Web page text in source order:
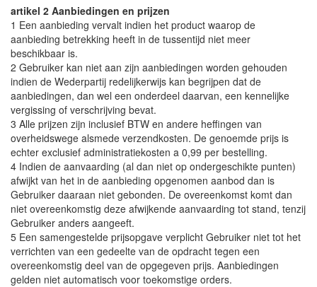
artikel 2 Aanbiedingen en prijzen
1 Een aanbieding vervalt indien het product waarop de
aanbieding betrekking heeft in de tussentijd niet meer
beschikbaar is.
2 Gebruiker kan niet aan zijn aanbiedingen worden gehouden
indien de Wederpartij redelijkerwijs kan begrijpen dat de
aanbiedingen, dan wel een onderdeel daarvan, een kennelijke
vergissing of verschrijving bevat.
3 Alle prijzen zijn inclusief BTW en andere heffingen van
overheidswege alsmede verzendkosten. De genoemde prijs is
echter exclusief administratiekosten a 0,99 per bestelling.
4 Indien de aanvaarding (al dan niet op ondergeschikte punten)
afwijkt van het in de aanbieding opgenomen aanbod dan is
Gebruiker daaraan niet gebonden. De overeenkomst komt dan
niet overeenkomstig deze afwijkende aanvaarding tot stand, tenzij
Gebruiker anders aangeeft.
5 Een samengestelde prijsopgave verplicht Gebruiker niet tot het
verrichten van een gedeelte van de opdracht tegen een
overeenkomstig deel van de opgegeven prijs. Aanbiedingen
gelden niet automatisch voor toekomstige orders.